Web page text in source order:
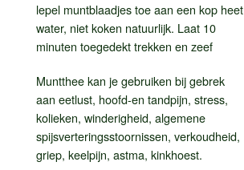
lepel muntblaadjes toe aan een kop heet
water, niet koken natuurlijk. Laat 10
minuten toegedekt trekken en zeef
Muntthee kan je gebruiken bij gebrek
aan eetlust, hoofd-en tandpijn, stress,
kolieken, winderigheid, algemene
spijsverteringsstoornissen, verkoudheid,
griep, keelpijn, astma, kinkhoest.